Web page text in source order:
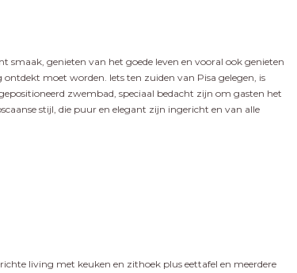
smaak, genieten van het goede leven en vooral ook genieten
moet worden. Iets ten zuiden van Pisa gelegen, is
zwembad, speciaal bedacht zijn om gasten het
stijl, die puur en elegant zijn ingericht en van alle
living met keuken en zithoek plus eettafel en meerdere